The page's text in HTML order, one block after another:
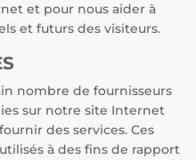
et pour nous aider à
et futurs des visiteurs.
nombre de fournisseurs
sur notre site Internet
des services. Ces
à des fins de rapport